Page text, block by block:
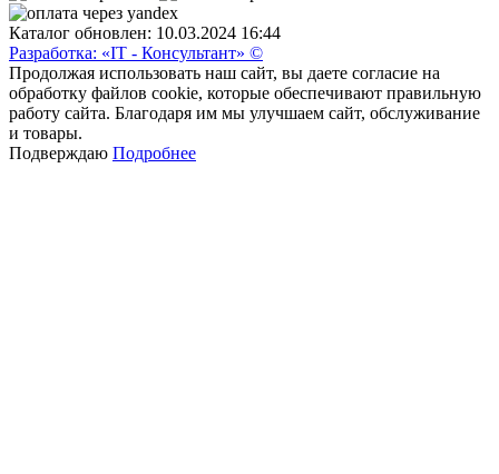
Каталог обновлен: 10.03.2024 16:44
Разработка: «IT - Консультант» ©
Продолжая использовать наш сайт, вы даете согласие на
обработку файлов cookie, которые обеспечивают правильную
работу сайта. Благодаря им мы улучшаем сайт, обслуживание
и товары.
Подверждаю Подробнее